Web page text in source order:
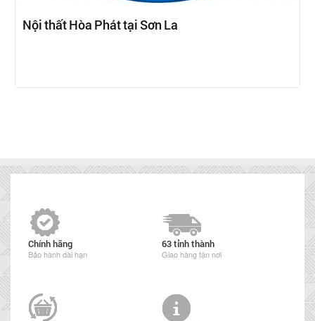
Nội thất Hòa Phát tại Sơn La
Chính hãng
Bảo hành dài hạn
63 tỉnh thành
Giao hàng tận nơi